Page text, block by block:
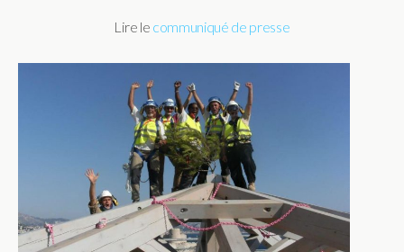
Lire le communiqué de presse